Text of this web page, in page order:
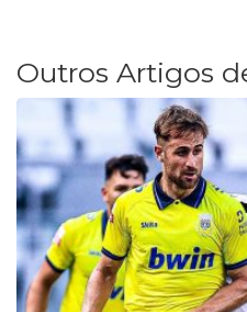
Outros Artigos